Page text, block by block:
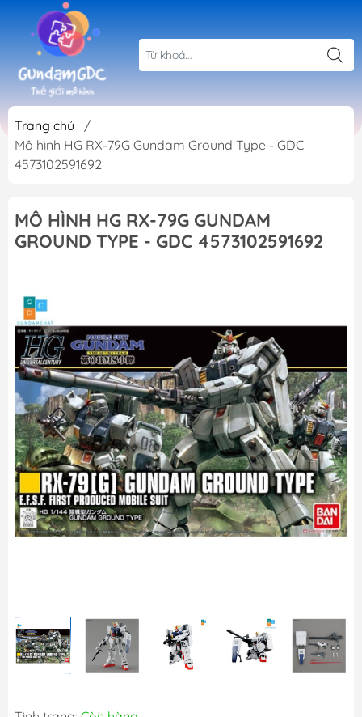
Trang chủ
/
Mô hình HG RX-79G Gundam Ground Type - GDC
4573102591692
MÔ HÌNH HG RX-79G GUNDAM
GROUND TYPE - GDC 4573102591692